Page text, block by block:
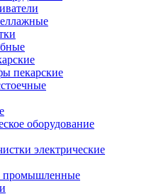
пекарские
оборудование
электрические
промышленные